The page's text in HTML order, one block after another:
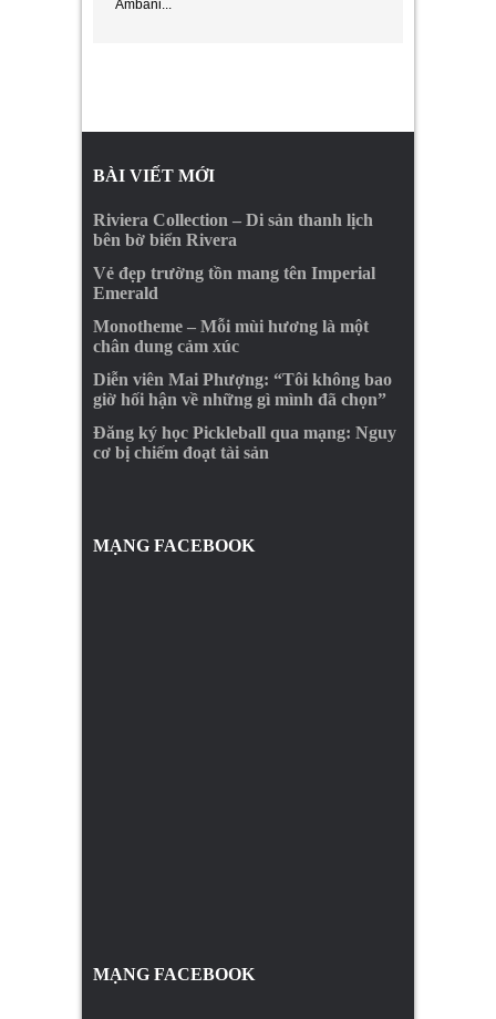
Ambani...
BÀI VIẾT MỚI
Riviera Collection – Di sản thanh lịch
bên bờ biển Rivera
Vẻ đẹp trường tồn mang tên Imperial
Emerald
Monotheme – Mỗi mùi hương là một
chân dung cảm xúc
Diễn viên Mai Phượng: “Tôi không bao
giờ hối hận về những gì mình đã chọn”
Đăng ký học Pickleball qua mạng: Nguy
cơ bị chiếm đoạt tài sản
MẠNG FACEBOOK
MẠNG FACEBOOK